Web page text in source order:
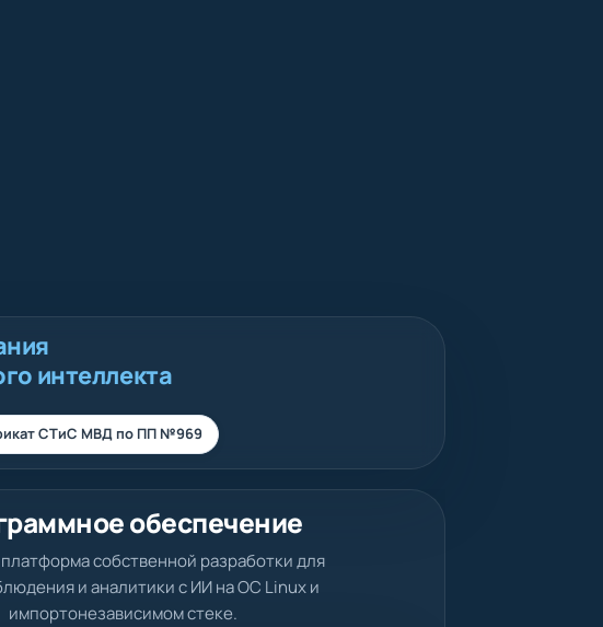
интеллекта
СТиС МВД по ПП №969
обеспечение
собственной разработки для
и аналитики с ИИ на ОС Linux и
импортонезависимом стеке.